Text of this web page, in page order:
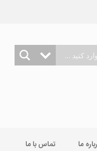
ما تماس با ما